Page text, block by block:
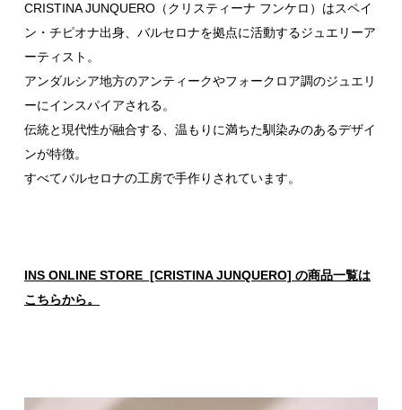
CRISTINA JUNQUERO（クリスティーナ フンケロ）はスペイ
ン・チピオナ出身、バルセロナを拠点に活動するジュエリーア
ーティスト。
アンダルシア地方のアンティークやフォークロア調のジュエリ
ーにインスパイアされる。
伝統と現代性が融合する、温もりに満ちた馴染みのあるデザイ
ンが特徴。
すべてバルセロナの工房で手作りされています。
INS ONLINE STORE [CRISTINA JUNQUERO] の商品一覧は
こちらから。